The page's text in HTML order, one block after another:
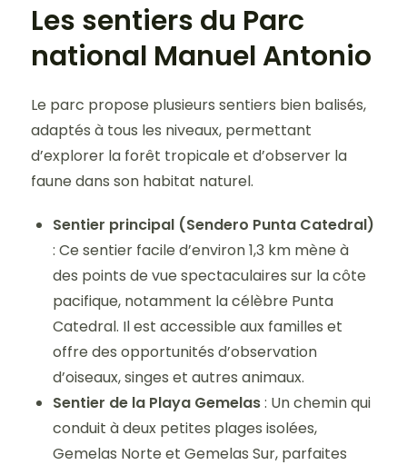
Les sentiers du Parc
national Manuel Antonio
Le parc propose plusieurs sentiers bien balisés,
adaptés à tous les niveaux, permettant
d’explorer la forêt tropicale et d’observer la
faune dans son habitat naturel.
Sentier principal (Sendero Punta Catedral)
: Ce sentier facile d’environ 1,3 km mène à
des points de vue spectaculaires sur la côte
pacifique, notamment la célèbre Punta
Catedral. Il est accessible aux familles et
offre des opportunités d’observation
d’oiseaux, singes et autres animaux.
Sentier de la Playa Gemelas: Un chemin qui
conduit à deux petites plages isolées,
Gemelas Norte et Gemelas Sur, parfaites